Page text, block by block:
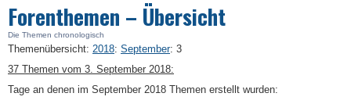
Anmelden
Forenthemen – Übersicht
Die Themen chronologisch
Themenübersicht: 2018: September: 3
37 Themen vom 3. September 2018:
Tage an denen im September 2018 Themen erstellt wurden: